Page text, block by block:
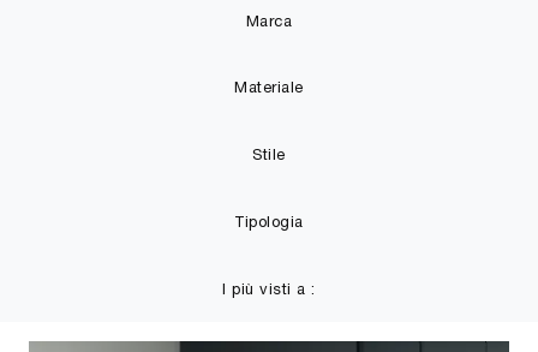
Marca
Materiale
Stile
Tipologia
I più visti a :